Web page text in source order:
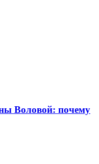
Воловой: почему